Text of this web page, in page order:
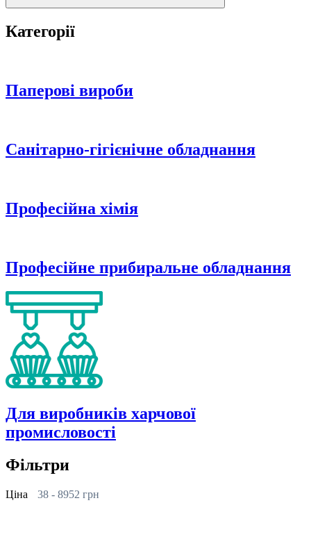
Категорії
Паперові вироби
Санітарно-гігієнічне обладнання
Професійна хімія
Професійне прибиральне обладнання
Для виробників харчової
промисловості
Фільтри
Ціна 38 - 8952 грн